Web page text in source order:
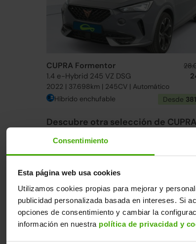
Consentimiento
Esta página web usa cookies
Utilizamos cookies propias para mejorar y
publicidad personalizada basada en intereses. Si
opciones de consentimiento y cambiar la
información en nuestra política de privacidad y
CUPRA Formentor
1.4 e-Hybrid 245 VZ DSG
2022 | 37.698km | 245CV | Automático
Híbrido enchufable Desde
Descubre otra selección de
Desde 292€/mes. Encuentra el modelo
Ruedas delanteras nuevas